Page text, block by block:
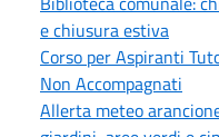
e chiusura estiva
Corso per Aspiranti
Non Accompagnati
Allerta meteo